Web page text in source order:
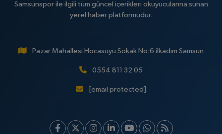
Samsunspor ile ilgili tüm güncel içerikleri okuyucularına sunan
yerel haber platformudur.
Pazar Mahallesi Hocasuyu Sokak No:6 ilkadım Samsun
0554 811 32 05
[email protected]